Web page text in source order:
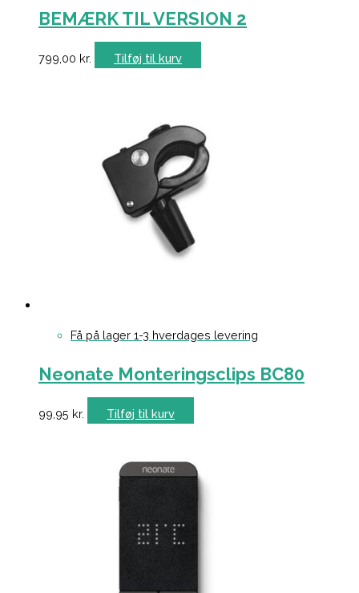
BEMÆRK TIL VERSION 2
799,00 kr. Tilføj til kurv
Få på lager 1-3 hverdages levering
Neonate Monteringsclips BC80
99,95 kr. Tilføj til kurv